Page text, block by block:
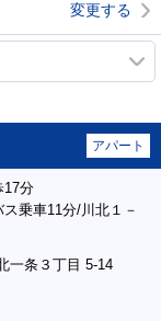
変更する
アパート
17分
乗車11分/川北１－
一条３丁目 5-14